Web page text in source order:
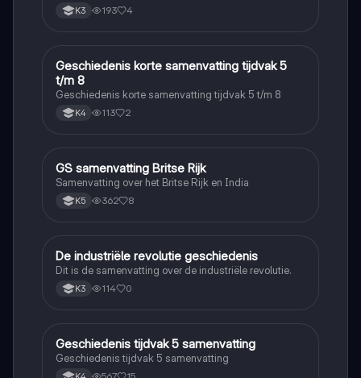
K3 193 4
Geschiedenis
Geschiedenis korte samenvatting tijdvak 5
t/m 8
Geschiedenis korte samenvatting tijdvak 5 t/m 8
K4 113 2
Geschiedenis
GS samenvatting Britse Rijk
Samenvatting over het Britse Rijk en India
K5 362 8
Geschiedenis
De industriële revolutie geschiedenis
Dit is de samenvatting over de industriële revolutie.
K3 114 0
Geschiedenis
Geschiedenis tijdvak 5 samenvatting
Geschiedenis tijdvak 5 samenvatting